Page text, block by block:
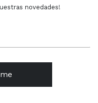
novedades!